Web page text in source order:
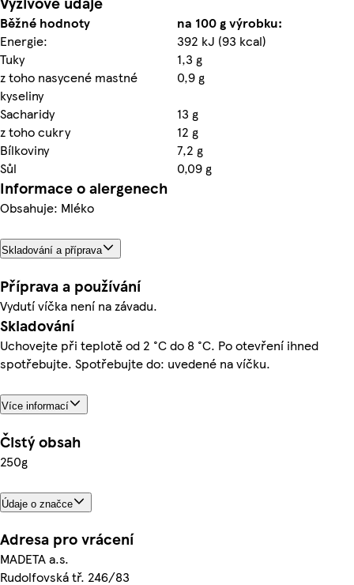
Běžné hodnoty
na 100 g výrobku:
Energie:
392 kJ (93 kcal)
Tuky
1,3 g
z toho nasycené mastné
kyseliny
0,9 g
Sacharidy
13 g
z toho cukry
12 g
Bílkoviny
7,2 g
Sůl
0,09 g
Informace o alergenech
Obsahuje: Mléko
Skladování a příprava
Příprava a používání
Vydutí víčka není na závadu.
Skladování
Uchovejte při teplotě od 2 °C do 8 °C. Po otevření ihned
spotřebujte. Spotřebujte do: uvedené na víčku.
Více informací
Čistý obsah
250g
Údaje o značce
Adresa pro vrácení
MADETA a.s.
Rudolfovská tř. 246/83